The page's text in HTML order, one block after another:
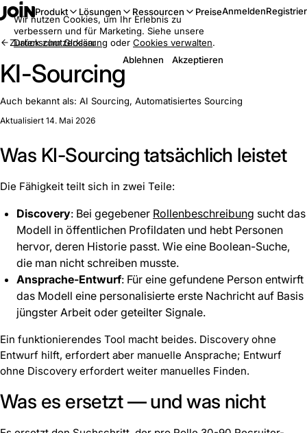
Produkt Lösungen Ressourcen PreiseAnmelden
Zurück zum Glossar
KI-Sourcing
Auch bekannt als: AI Sourcing, Automatisiertes Sourcing
Aktualisiert 14. Mai 2026
Was KI-Sourcing tatsächlich leistet
Die Fähigkeit teilt sich in zwei Teile:
Discovery: Bei gegebener Rollenbeschreibung sucht das
Modell in öffentlichen Profildaten und hebt Personen
hervor, deren Historie passt. Wie eine Boolean-Suche,
die man nicht schreiben musste.
Ansprache-Entwurf: Für eine gefundene Person entwirft
das Modell eine personalisierte erste Nachricht auf Basis
jüngster Arbeit oder geteilter Signale.
Ein funktionierendes Tool macht beides. Discovery ohne
Entwurf hilft, erfordert aber manuelle Ansprache; Entwurf
ohne Discovery erfordert weiter manuelles Finden.
Was es ersetzt — und was nicht
Wir nutzen Cookies, um Ihr Erlebnis zu
verbessern und für Marketing. Siehe unsere
Datenschutzerklärung oder Cookies verwalten.
Ablehnen
Akzeptieren